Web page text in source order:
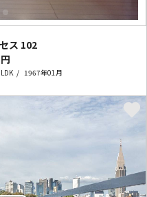
ス 102
1967年01月